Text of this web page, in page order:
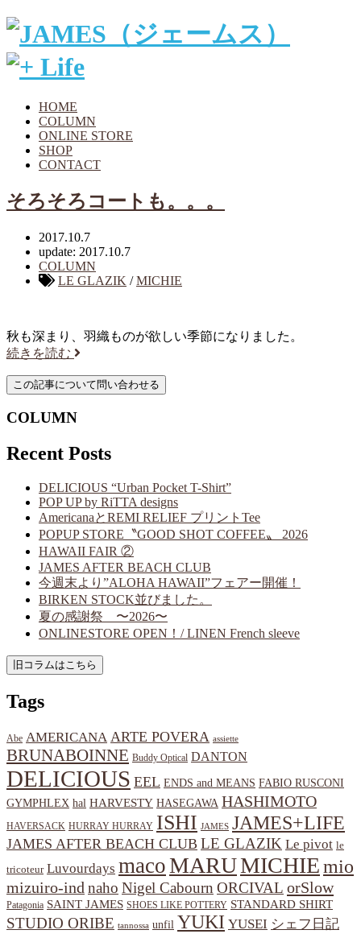
HOME
COLUMN
ONLINE STORE
SHOP
CONTACT
そろそろコートも。。。
2017.10.7
update: 2017.10.7
COLUMN
LE GLAZIK /MICHIE
秋も深まり、羽織ものが欲しい季節になりました。
続きを読む
COLUMN
Recent Posts
DELICIOUS “Urban Pocket T-Shirt”
POP UP by RiTTA designs
AmericanaとREMI RELIEF プリントTee
POPUP STORE〝GOOD SHOT COFFEE〟 2026
HAWAII FAIR ②
JAMES AFTER BEACH CLUB
今週末より”ALOHA HAWAII”フェアー開催！
BIRKEN STOCK並びました。
夏の感謝祭 〜2026〜
ONLINESTORE OPEN！/ LINEN French sleeve
Tags
Abe AMERICANA ARTE POVERA assiette
BRUNABOINNE Buddy Optical DANTON
DELICIOUS EEL ENDS and MEANS FABIO RUSCONI
GYMPHLEX hal HARVESTY HASEGAWA HASHIMOTO
HAVERSACK HURRAY HURRAY ISHI JAMES JAMES+LIFE
JAMES AFTER BEACH CLUB LE GLAZIK Le pivot le
tricoteur Luvourdays macoMARUMICHIEmio
mizuiro-ind naho Nigel Cabourn ORCIVAL orSlow
Patagonia SAINT JAMES SHOES LIKE POTTERY STANDARD SHIRT
STUDIO ORIBE tannossa unfil YUKI YUSEI シェフ日記